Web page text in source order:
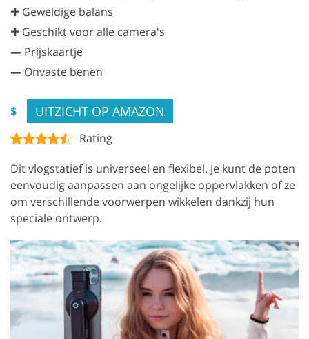
✚ Geweldige balans
✚ Geschikt voor alle camera's
— Prijskaartje
— Onvaste benen
$ UITZICHT OP AMAZON
Rating
Dit vlogstatief is universeel en flexibel. Je kunt de poten
eenvoudig aanpassen aan ongelijke oppervlakken of ze
om verschillende voorwerpen wikkelen dankzij hun
speciale ontwerp.